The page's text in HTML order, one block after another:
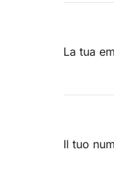
La tua
Il tuo